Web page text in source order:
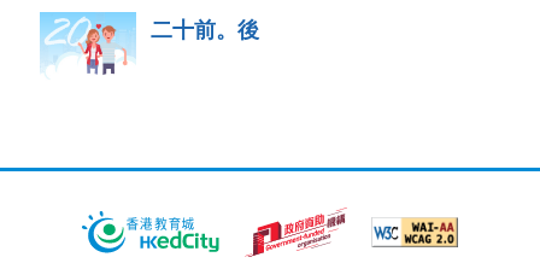
二十前。後